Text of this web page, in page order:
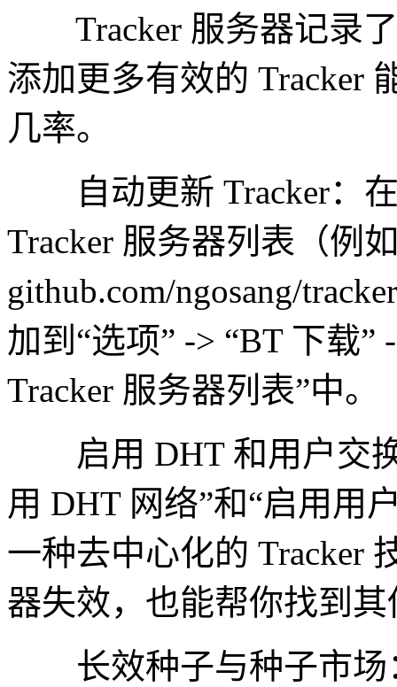
Tracker 服务器记录了
添加更多有效的 Tracker
几率。
自动更新 Tracker：在
Tracker 服务器列表（例
github.com/ngosang/
加到“选项” -> “BT 下载”
Tracker 服务器列表”中。
启用 DHT 和用户交换
用 DHT 网络”和“启用用
一种去中心化的 Tracker
器失效，也能帮你找到
长效种子与种子市场